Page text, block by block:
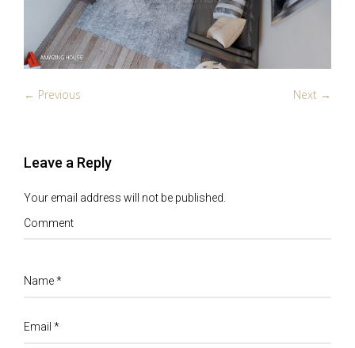
← Previous Next →
Leave a Reply
Your email address will not be published.
Comment
Name*
Email *